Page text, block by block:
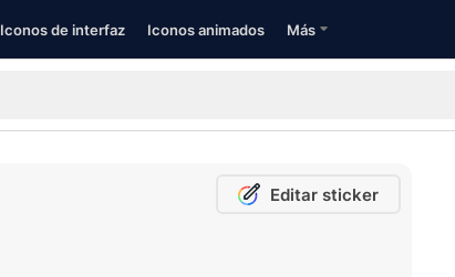
Iconos de interfaz Iconos animados Más
Editar sticker